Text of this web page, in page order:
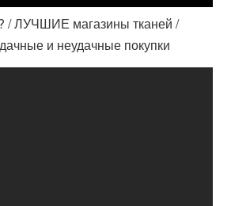
/ ЛУЧШИЕ магазины тканей /
и неудачные покупки